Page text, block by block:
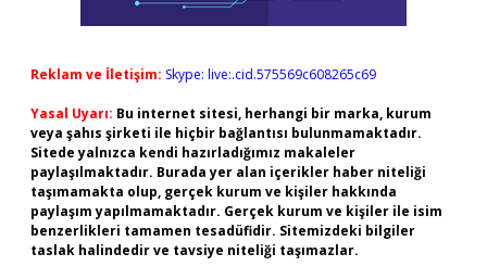
Reklam ve İletişim: Skype: live:.cid.575569c608265c69
Yasal Uyarı: Bu internet sitesi, herhangi bir marka, kurum
veya şahıs şirketi ile hiçbir bağlantısı bulunmamaktadır.
Sitede yalnızca kendi hazırladığımız makaleler
paylaşılmaktadır. Burada yer alan içerikler haber niteliği
taşımamakta olup, gerçek kurum ve kişiler hakkında
paylaşım yapılmamaktadır. Gerçek kurum ve kişiler ile isim
benzerlikleri tamamen tesadüfidir. Sitemizdeki bilgiler
taslak halindedir ve tavsiye niteliği taşımazlar.